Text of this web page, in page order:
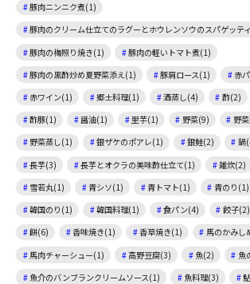
豚肉ニンニク煮(1)
豚肉のクリーム仕立てのラグーとホウレンソウのスパゲッテ
豚肉の梅照り焼き(1)
豚肉の軽いトマト煮(1)
豚肉の黒酢炒め夏野菜添え(1)
豚肩ロース(1)
赤
赤ワイン(1)
郷土料理(1) 酒蒸し(4) 酢(2)
酢豚(1)
醤油(1) 里芋(1) 野菜(9)
野
野菜蒸し(1)
銀ザケのポアレ(1) 銀鮭(2) 鍋
長芋(3)
長芋とオクラの美味酢仕立て(1) 雑炊(2)
雪若丸(1)
青シソ(1) 青トマト(1) 青のり(1)
韓国のり(1)
韓国料理(1) 食パン(4) 餃子(2)
餅(6)
香味焼き(1) 香草焼き(1) 馬のかみし
馬肉チャーシュー(1)
高野豆腐(3) 魚(2)
魚
魚介のバンブランクリームソース(1)
魚料理(3)